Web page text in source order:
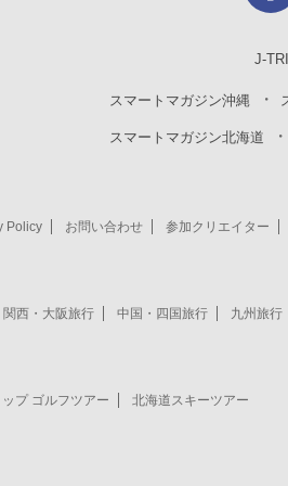
J-
スマートマガジン沖縄
スマートマガジン北海道
Policy お問い合わせ 参加クリエイター
関西・大阪旅行 中国・四国旅行 九州旅行
プ ゴルフツアー 北海道スキーツアー